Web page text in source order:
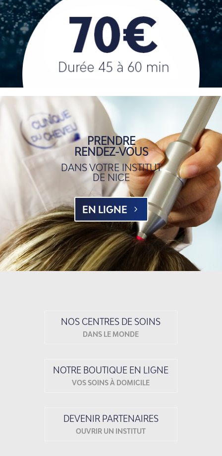
PRENDRE
RENDEZ-VOUS
DANS VOTRE INSTITUT
DE NICE
EN LIGNE
NOS CENTRES DE SOINS
DANS LE MONDE
NOTRE BOUTIQUE EN LIGNE
VOS SOINS À DOMICILE
DEVENIR PARTENAIRES
OUVRIR UN INSTITUT